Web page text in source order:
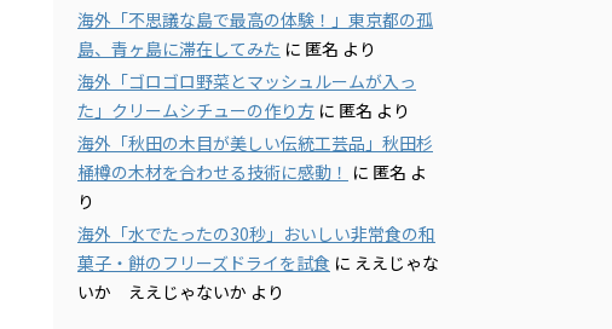
海外「不思議な島で最高の体験！」東京都の孤
島、青ヶ島に滞在してみた に 匿名 より
海外「ゴロゴロ野菜とマッシュルームが入っ
た」クリームシチューの作り方 に 匿名 より
海外「秋田の木目が美しい伝統工芸品」秋田杉
桶樽の木材を合わせる技術に感動！ に 匿名 よ
り
海外「水でたったの30秒」おいしい非常食の和
菓子・餅のフリーズドライを試食 に ええじゃな
いか ええじゃないか より